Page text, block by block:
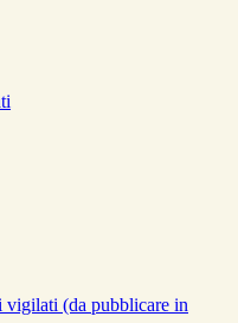
(da pubblicare in